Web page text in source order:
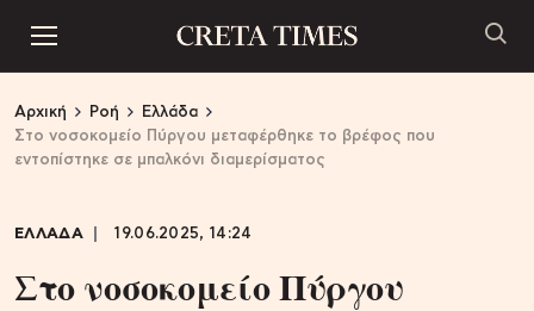
Αρχική Ροή
Ελλάδα
Στο νοσοκομείο Πύργου μεταφέρθηκε το βρέφος που
εντοπίστηκε σε μπαλκόνι διαμερίσματος
ΕΛΛΑΔΑ 19.06.2025, 14:24
Στο νοσοκομείο Πύργου